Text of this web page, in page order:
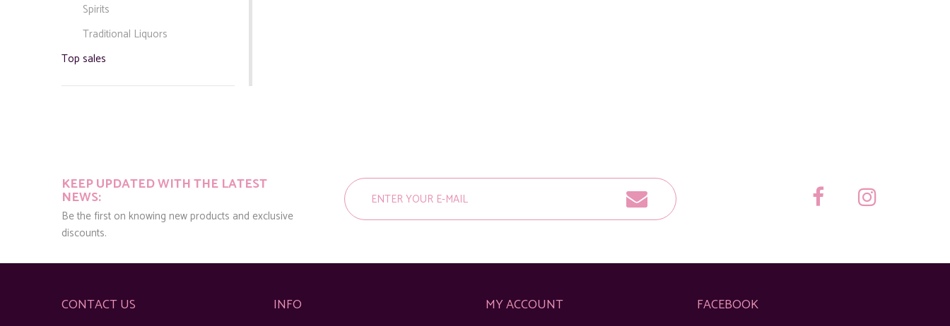
Spirits
Traditional Liquors
Top sales
KEEP UPDATED WITH THE LATEST
NEWS:
Be the first on knowing new products and exclusive
discounts.
CONTACT US INFO MY ACCOUNT FACEBOOK